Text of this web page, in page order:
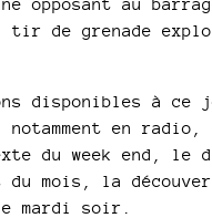
tir de grenade
disponibles à ce
en
du week end, le
du mois, la
mardi soir.